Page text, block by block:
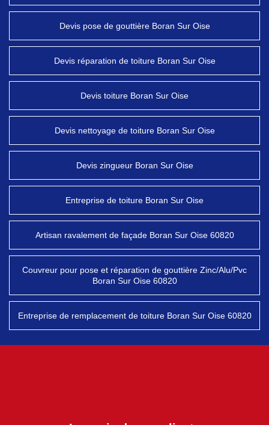
Devis pose de gouttière Boran Sur Oise
Devis réparation de toiture Boran Sur Oise
Devis toiture Boran Sur Oise
Devis nettoyage de toiture Boran Sur Oise
Devis zingueur Boran Sur Oise
Entreprise de toiture Boran Sur Oise
Artisan ravalement de façade Boran Sur Oise 60820
Couvreur pour pose et réparation de gouttière Zinc/Alu/Pvc
Boran Sur Oise 60820
Entreprise de remplacement de toiture Boran Sur Oise 60820